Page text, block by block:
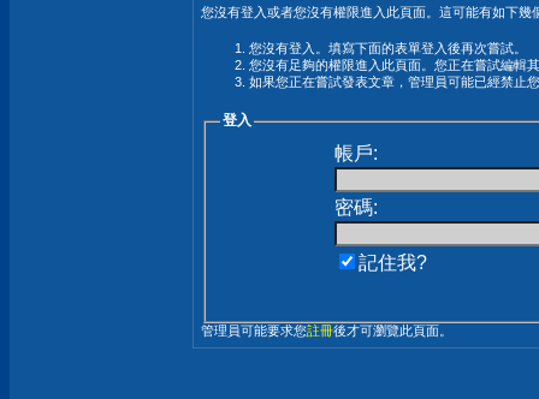
您沒有登入或者您沒有權限進入此頁面。這可能有如下幾
您沒有登入。填寫下面的表單登入後再次嘗試。
您沒有足夠的權限進入此頁面。您正在嘗試編輯
如果您正在嘗試發表文章，管理員可能已經禁止
登入
帳戶:
密碼:
記住我?
管理員可能要求您註冊後才可瀏覽此頁面。